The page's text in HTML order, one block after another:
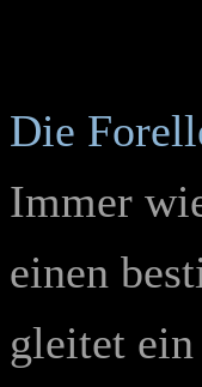
Die
Immer
einen
gleitet